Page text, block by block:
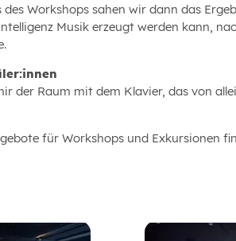
des Workshops sahen wir dann das
Musik erzeugt werden kann,
der Raum mit dem Klavier, das von
für Workshops und Exkursionen